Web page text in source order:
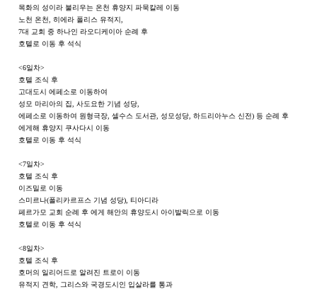
목화의 성이라 불리우는 온천 휴양지 파묵칼레 이동
노천 온천, 히에라 폴리스 유적지,
7대 교회 중 하나인 라오디케이아 순례 후
호텔로 이동 후 석식
<6일차>
호텔 조식 후
고대도시 에페소로 이동하여
성모 마리아의 집, 사도요한 기념 성당,
에페소로 이동하여 원형극장, 셀수스 도서관, 성모성당, 하드리아누스 신전) 등 순례 후
에게해 휴양지 쿠사다시 이동
호텔로 이동 후 석식
<7일차>
호텔 조식 후
이즈밀로 이동
스미르나(폴리카르프스 기념 성당), 티아디라
페르가모 교회 순례 후 에게 해안의 휴양도시 아이발릭으로 이동
호텔로 이동 후 석식
<8일차>
호텔 조식 후
호머의 일리어드로 알려진 트로이 이동
유적지 견학, 그리스와 국경도시인 입살라를 통과